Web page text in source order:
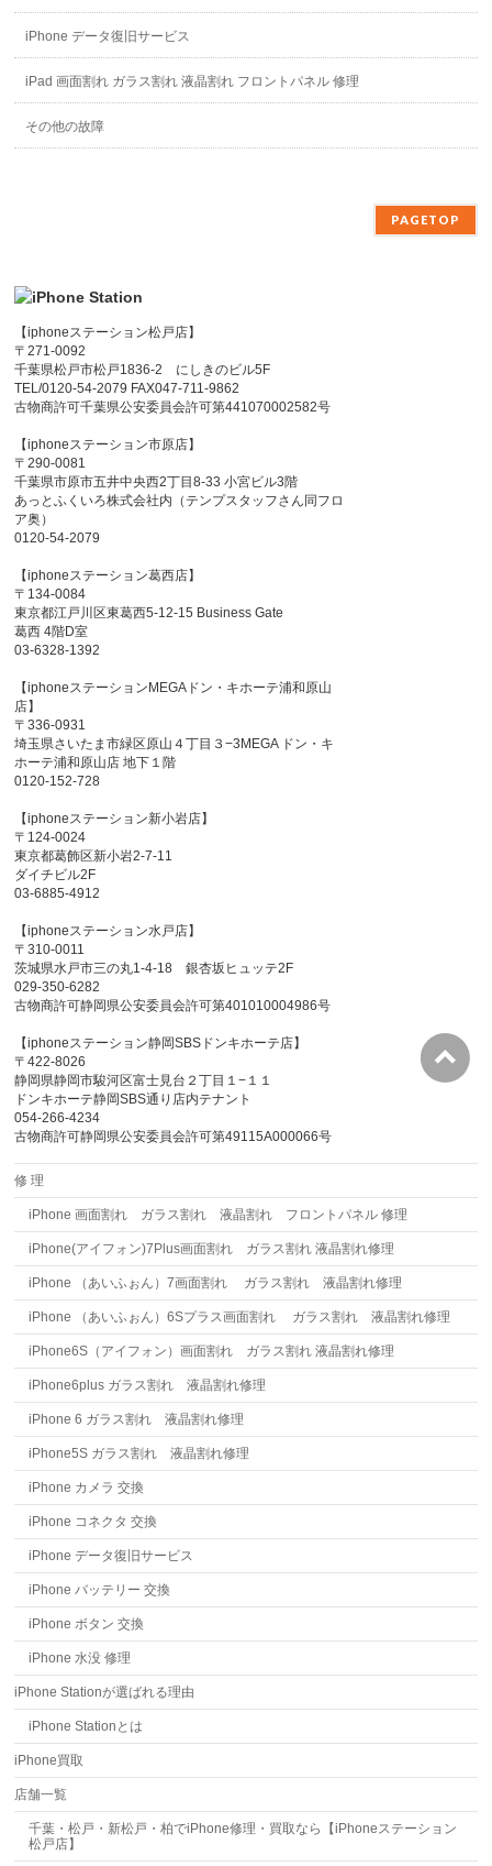
iPhone データ復旧サービス
iPad 画面割れ ガラス割れ 液晶割れ フロントパネル 修理
その他の故障
PAGETOP
【iphoneステーション松戸店】
〒271-0092
千葉県松戸市松戸1836-2 にしきのビル5F
TEL/0120-54-2079 FAX047-711-9862
古物商許可千葉県公安委員会許可第441070002582号
【iphoneステーション市原店】
〒290-0081
千葉県市原市五井中央西2丁目8-33 小宮ビル3階
あっとふくいろ株式会社内（テンプスタッフさん同フロ
ア奥）
0120-54-2079
【iphoneステーション葛西店】
〒134-0084
東京都江戸川区東葛西5-12-15 Business Gate
葛西 4階D室
03-6328-1392
【iphoneステーションMEGAドン・キホーテ浦和原山
店】
〒336-0931
埼玉県さいたま市緑区原山４丁目３−3MEGA ドン・キ
ホーテ浦和原山店 地下１階
0120-152-728
【iphoneステーション新小岩店】
〒124-0024
東京都葛飾区新小岩2-7-11
ダイチビル2F
03-6885-4912
【iphoneステーション水戸店】
〒310-0011
茨城県水戸市三の丸1-4-18 銀杏坂ヒュッテ2F
029-350-6282
古物商許可静岡県公安委員会許可第401010004986号
【iphoneステーション静岡SBSドンキホーテ店】
〒422-8026
静岡県静岡市駿河区富士見台２丁目１−１１
ドンキホーテ静岡SBS通り店内テナント
054-266-4234
古物商許可静岡県公安委員会許可第49115A000066号
修 理
iPhone 画面割れ ガラス割れ 液晶割れ フロントパネル 修理
iPhone(アイフォン)7Plus画面割れ ガラス割れ 液晶割れ修理
iPhone （あいふぉん）7画面割れ ガラス割れ 液晶割れ修理
iPhone （あいふぉん）6Sプラス画面割れ ガラス割れ 液晶割れ修理
iPhone6S（アイフォン）画面割れ ガラス割れ 液晶割れ修理
iPhone6plus ガラス割れ 液晶割れ修理
iPhone 6 ガラス割れ 液晶割れ修理
iPhone5S ガラス割れ 液晶割れ修理
iPhone カメラ 交換
iPhone コネクタ 交換
iPhone データ復旧サービス
iPhone バッテリー 交換
iPhone ボタン 交換
iPhone 水没 修理
iPhone Stationが選ばれる理由
iPhone Stationとは
iPhone買取
店舗一覧
千葉・松戸・新松戸・柏でiPhone修理・買取なら【iPhoneステーション
松戸店】